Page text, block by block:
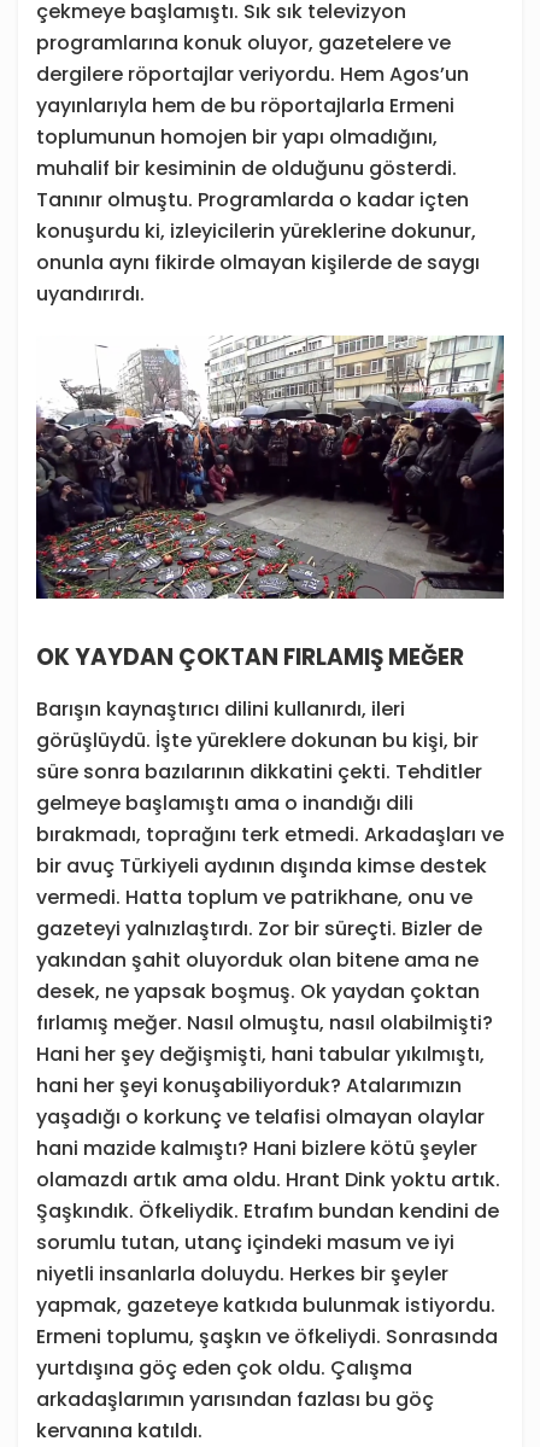
çekmeye başlamıştı. Sık sık televizyon
programlarına konuk oluyor, gazetelere ve
dergilere röportajlar veriyordu. Hem Agos’un
yayınlarıyla hem de bu röportajlarla Ermeni
toplumunun homojen bir yapı olmadığını,
muhalif bir kesiminin de olduğunu gösterdi.
Tanınır olmuştu. Programlarda o kadar içten
konuşurdu ki, izleyicilerin yüreklerine dokunur,
onunla aynı fikirde olmayan kişilerde de saygı
uyandırırdı.
OK YAYDAN ÇOKTAN FIRLAMIŞ MEĞER
Barışın kaynaştırıcı dilini kullanırdı, ileri
görüşlüydü. İşte yüreklere dokunan bu kişi, bir
süre sonra bazılarının dikkatini çekti. Tehditler
gelmeye başlamıştı ama o inandığı dili
bırakmadı, toprağını terk etmedi. Arkadaşları ve
bir avuç Türkiyeli aydının dışında kimse destek
vermedi. Hatta toplum ve patrikhane, onu ve
gazeteyi yalnızlaştırdı. Zor bir süreçti. Bizler de
yakından şahit oluyorduk olan bitene ama ne
desek, ne yapsak boşmuş. Ok yaydan çoktan
fırlamış meğer. Nasıl olmuştu, nasıl olabilmişti?
Hani her şey değişmişti, hani tabular yıkılmıştı,
hani her şeyi konuşabiliyorduk? Atalarımızın
yaşadığı o korkunç ve telafisi olmayan olaylar
hani mazide kalmıştı? Hani bizlere kötü şeyler
olamazdı artık ama oldu. Hrant Dink yoktu artık.
Şaşkındık. Öfkeliydik. Etrafım bundan kendini de
sorumlu tutan, utanç içindeki masum ve iyi
niyetli insanlarla doluydu. Herkes bir şeyler
yapmak, gazeteye katkıda bulunmak istiyordu.
Ermeni toplumu, şaşkın ve öfkeliydi. Sonrasında
yurtdışına göç eden çok oldu. Çalışma
arkadaşlarımın yarısından fazlası bu göç
kervanına katıldı.